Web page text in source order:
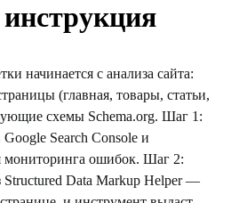
начинается с анализа сайта:
(главная, товары, статьи,
схемы Schema.org. Шаг 1:
Google Search Console и
мониторинга ошибок. Шаг 2:
Structured Data Markup Helper —